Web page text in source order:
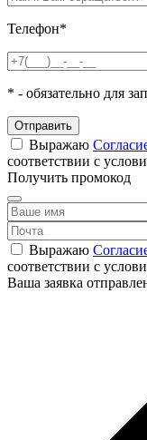
Телефон*
* - обязательно для
Отправить
Выражаю
соответствии с
Получить промокод
Выражаю
соответствии с
Ваша заявка